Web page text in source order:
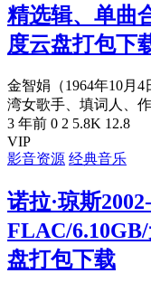
精选辑、单曲
度云盘打包下
金智娟（1964年10月
湾女歌手、填词人、
3 年前 0 2 5.8K 12.8
VIP
影音资源 经典音乐
诺拉·琼斯
FLAC/
盘打包下载